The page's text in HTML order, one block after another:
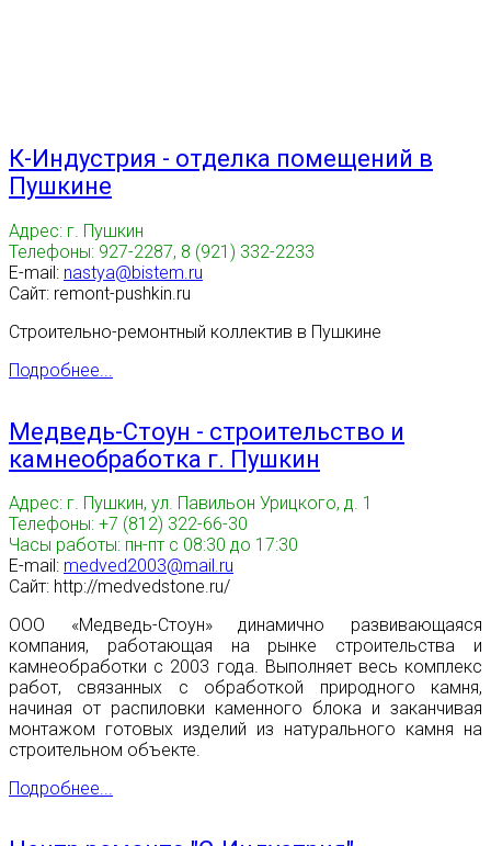
К-Индустрия - отделка помещений в
Пушкине
Адрес: г. Пушкин
Телефоны: 927-2287, 8 (921) 332-2233
E-mail: nastya@bistem.ru
Сайт: remont-pushkin.ru
Строительно-ремонтный коллектив в Пушкине
Подробнее...
Медведь-Стоун - строительство и
камнеобработка г. Пушкин
Адрес: г. Пушкин, ул. Павильон Урицкого, д. 1
Телефоны: +7 (812) 322-66-30
Часы работы: пн-пт с 08:30 до 17:30
E-mail: medved2003@mail.ru
Сайт: http://medvedstone.ru/
ООО «Медведь-Стоун» динамично развивающаяся
компания, работающая на рынке строительства и
камнеобработки с 2003 года. Выполняет весь комплекс
работ, связанных с обработкой природного камня,
начиная от распиловки каменного блока и заканчивая
монтажом готовых изделий из натурального камня на
строительном объекте.
Подробнее...